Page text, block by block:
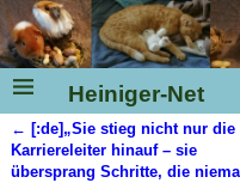
Heiniger-Net
Artikelnavigation
← [:de]„Sie stieg nicht nur die
Karriereleiter hinauf – sie
übersprang Schritte, die